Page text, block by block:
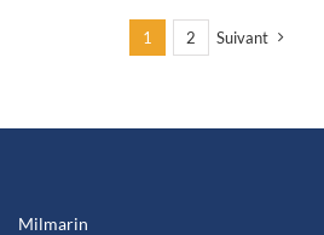
1 2 Suivant
Milmarin